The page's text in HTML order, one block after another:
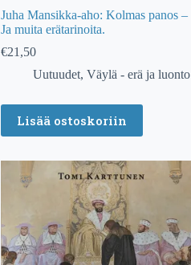
Juha Mansikka-aho: Kolmas panos –
Ja muita erätarinoita.
€21,50
Uutuudet, Väylä - erä ja luonto
Lisää ostoskoriin